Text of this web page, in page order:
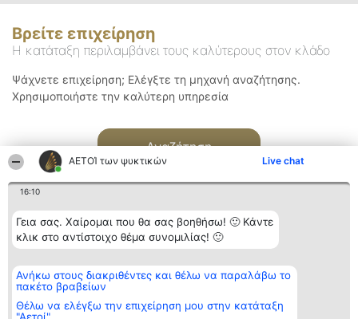
ΑΕΤΟΊ των ψυκτικών Live chat
16:10
Γεια σας. Χαίρομαι που θα σας βοηθήσω! 🙂 Κάντε
κλικ στο αντίστοιχο θέμα συνομιλίας! 🙂
Ανήκω στους διακριθέντες και θέλω να παραλάβω το
πακέτο βραβείων
Θέλω να ελέγξω την επιχείρηση μου στην κατάταξη
Βρείτε επιχείρηση
Η κατάταξη περιλαμβάνει τους καλύτερους στον κλάδο
Ψάχνετε επιχείρηση; Ελέγξτε τη μηχανή αναζήτησης.
Χρησιμοποιήστε την καλύτερη υπηρεσία
Αναζήτηση
Διοργανωτής της
κατάταξης
BEAUTIFUL COMPANY
ΤΗΛ. ΕΠΙΚΟΙΝΩΝΙΑΣ:
Κατάταξη
Διακριθέντες
των
διακριθέντων
Επικοινωνία
Επικοινωνία